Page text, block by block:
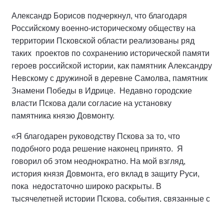
Александр Борисов подчеркнул, что благодаря
Российскому военно-историческому обществу на
территории Псковской области реализованы ряд
таких проектов по сохранению исторической памяти
героев российской истории, как памятник Александру
Невскому с дружиной в деревне Самолва, памятник
Знамени Победы в Идрице. Недавно городские
власти Пскова дали согласие на установку
памятника князю Довмонту.
«Я благодарен руководству Пскова за то, что
подобного рода решение наконец принято. Я
говорил об этом неоднократно. На мой взгляд,
история князя Довмонта, его вклад в защиту Руси,
пока недостаточно широко раскрыты. В
тысячелетней истории Пскова, события, связанные с